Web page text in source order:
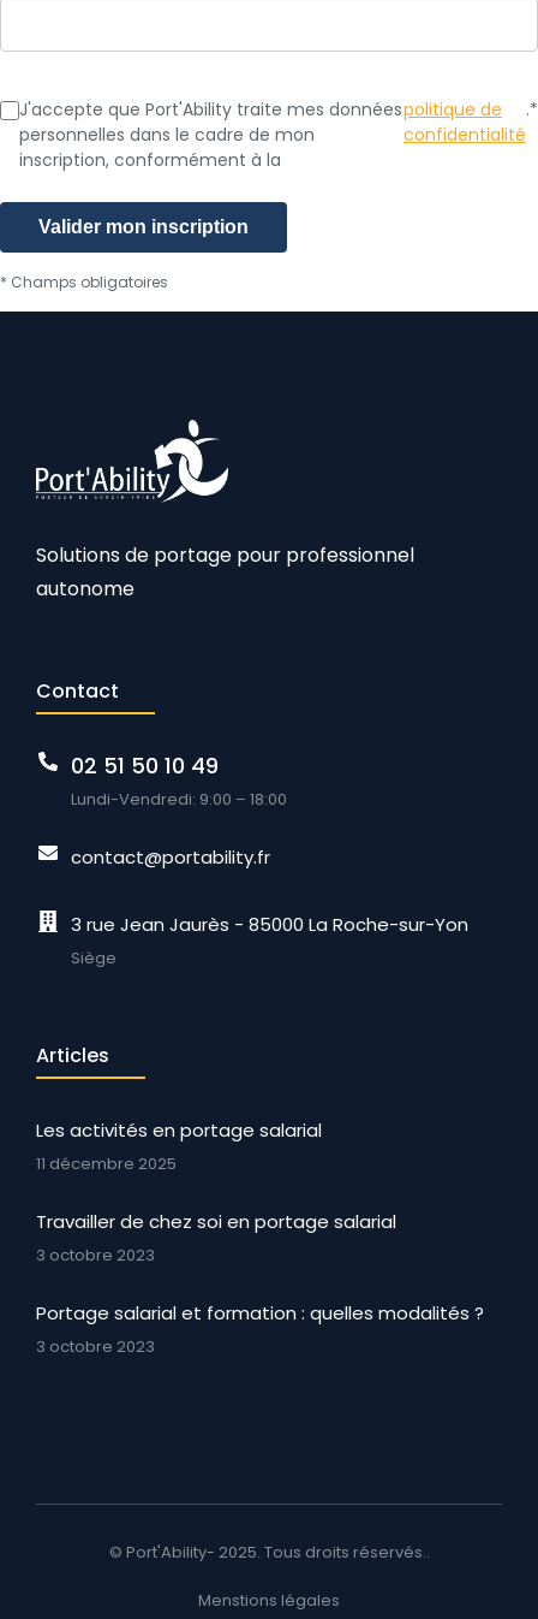
J'accepte que Port'Ability traite mes données
personnelles dans le cadre de mon
inscription, conformément à la
politique de
confidentialité
.*
Valider mon inscription
* Champs obligatoires
Solutions de portage pour professionnel
autonome
Contact
02 51 50 10 49
Lundi-Vendredi: 9:00 – 18:00
contact@portability.fr
3 rue Jean Jaurès - 85000 La Roche-sur-Yon
Siège
Articles
Les activités en portage salarial
11 décembre 2025
Travailler de chez soi en portage salarial
3 octobre 2023
Portage salarial et formation : quelles modalités ?
3 octobre 2023
© Port'Ability- 2025. Tous droits réservés..
Menstions légales